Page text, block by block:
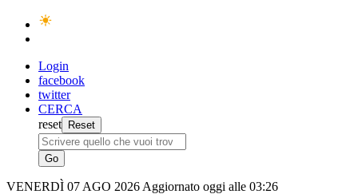
Login
facebook
twitter
CERCA
reset
VENERDÌ 07 AGO 2026 Aggiornato oggi alle 03:26